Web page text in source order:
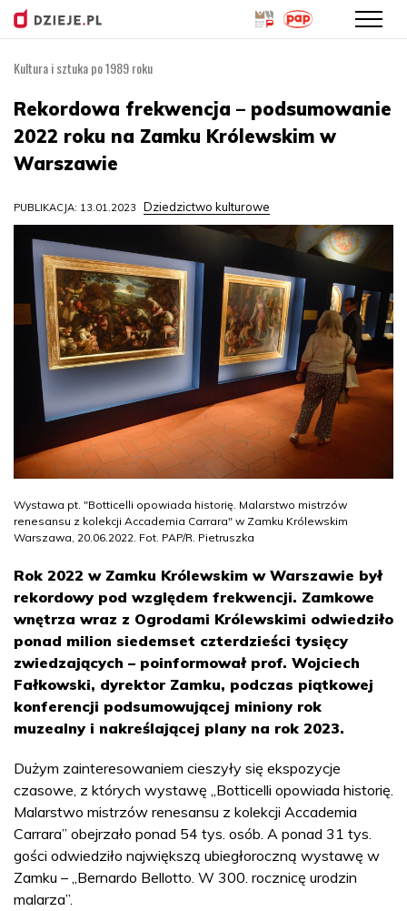
treści
Kultura i sztuka po 1989 roku
Rekordowa frekwencja – podsumowanie
2022 roku na Zamku Królewskim w
Warszawie
PUBLIKACJA: 13.01.2023 Dziedzictwo kulturowe
Wystawa pt. "Botticelli opowiada historię. Malarstwo mistrzów
renesansu z kolekcji Accademia Carrara" w Zamku Królewskim
Warszawa, 20.06.2022. Fot. PAP/R. Pietruszka
Rok 2022 w Zamku Królewskim w Warszawie był
rekordowy pod względem frekwencji. Zamkowe
wnętrza wraz z Ogrodami Królewskimi odwiedziło
ponad milion siedemset czterdzieści tysięcy
zwiedzających – poinformował prof. Wojciech
Fałkowski, dyrektor Zamku, podczas piątkowej
konferencji podsumowującej miniony rok
muzealny i nakreślającej plany na rok 2023.
Dużym zainteresowaniem cieszyły się ekspozycje
czasowe, z których wystawę „Botticelli opowiada historię.
Malarstwo mistrzów renesansu z kolekcji Accademia
Carrara” obejrzało ponad 54 tys. osób. A ponad 31 tys.
gości odwiedziło największą ubiegłoroczną wystawę w
Zamku – „Bernardo Bellotto. W 300. rocznicę urodzin
malarza”.